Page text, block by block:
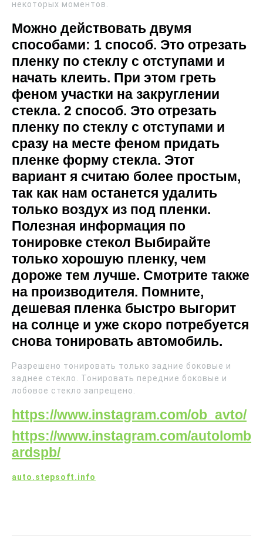
некоторых моментов.
Можно действовать двумя
способами: 1 способ. Это отрезать
пленку по стеклу с отступами и
начать клеить. При этом греть
феном участки на закруглении
стекла. 2 способ. Это отрезать
пленку по стеклу с отступами и
сразу на месте феном придать
пленке форму стекла. Этот
вариант я считаю более простым,
так как нам останется удалить
только воздух из под пленки.
Полезная информация по
тонировке стекол Выбирайте
только хорошую пленку, чем
дороже тем лучше. Смотрите также
на производителя. Помните,
дешевая пленка быстро выгорит
на солнце и уже скоро потребуется
снова тонировать автомобиль.
Разрешено тонировать только задние боковые и
заднее стекло. Тонировать передние боковые и
лобовое стекло запрещено.
https://www.instagram.com/ob_avto/
https://www.instagram.com/autolomb
ardspb/
auto.stepsoft.info